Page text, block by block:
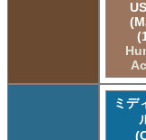
ミデ